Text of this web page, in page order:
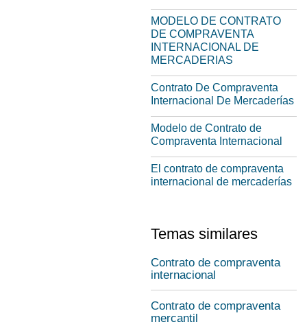
MODELO DE CONTRATO
DE COMPRAVENTA
INTERNACIONAL DE
MERCADERIAS
Contrato De Compraventa
Internacional De Mercaderías
Modelo de Contrato de
Compraventa Internacional
El contrato de compraventa
internacional de mercaderías
Temas similares
Contrato de compraventa
internacional
Contrato de compraventa
mercantil